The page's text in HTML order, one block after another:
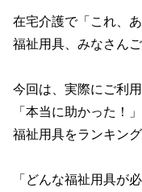
在宅介護で「これ、
福祉用具、みなさん
今回は、実際にご利
「本当に助かった！
福祉用具をランキン
「どんな福祉用具が